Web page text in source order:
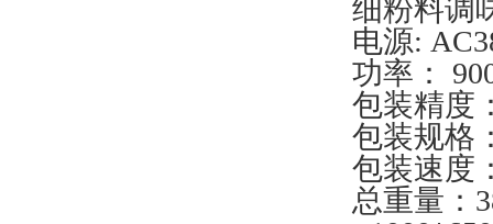
细粉料调
电源:
功率：
包装精度
包装规格
包装速度
总重量：